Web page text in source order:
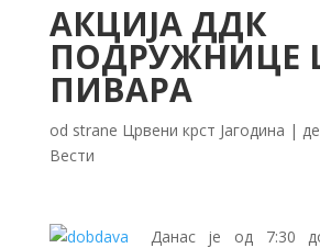
АКЦИЈА ДДК
ПОДРУЖНИЦЕ
ПИВАРА
od strane Црвени крст Јагодина |
Вести
Данас је од 7:30